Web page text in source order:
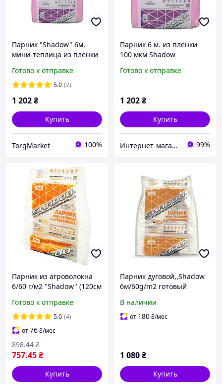
Парник "Shadow" 6м,
мини-теплица из пленки
Готово к отправке
5.0 (2)
1 202₴
Купить
TorgMarket 100%
Парник 6 м. из пленки
100 мкм Shadow
Готово к отправке
1 202₴
Купить
Интернет-магазин "Sens" 99%
Парник из агроволокна
6/60 г/м2 "Shadow" (120см
(мини-
теплица).Плотность 60г/
м2.
Готово к отправке
5.0 (4)
от76₴/мес
757.45₴
898.44 ₴
Купить
Парник дуговой,,Shadow
6м/60g/m2 готовый
агроволокна.
В наличии
от 180₴/мес
1 080₴
Купить